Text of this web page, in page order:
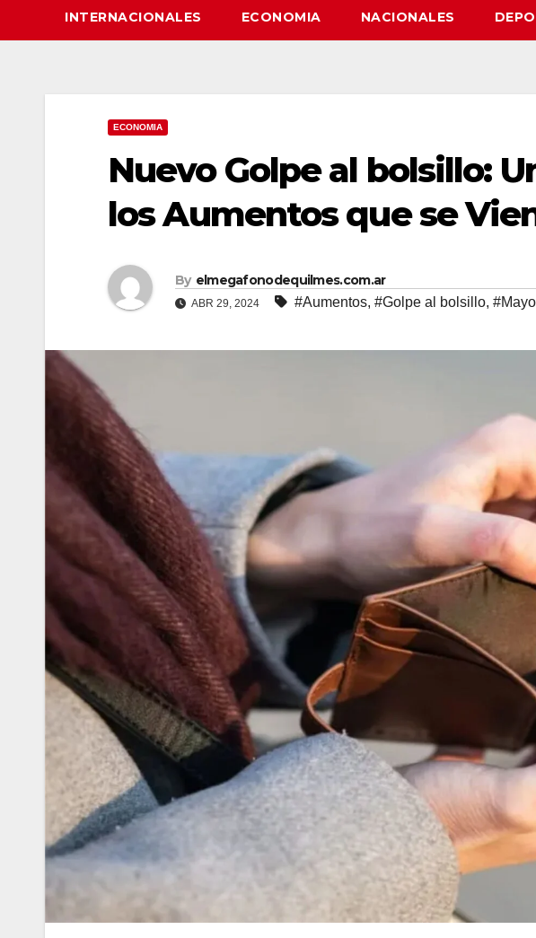
INTERNACIONALES ECONOMIA NACIONALES
ECONOMIA
Nuevo Golpe al bolsillo:
los Aumentos que se
By elmegafonodequilmes.com.ar
ABR 29, 2024 #Aumentos, #Golpe al bolsillo, #Mayo